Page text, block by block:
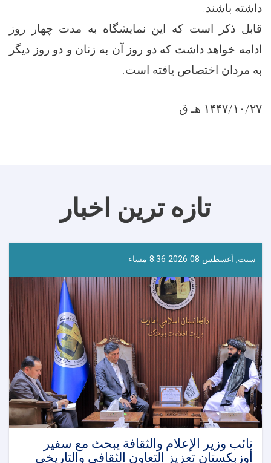
داشته باشند.
قابل ذکر است که این نمایشگاه به مدت چهار روز
ادامه خواهد داشت که دو روز آن به زنان و دو روز دیگر
به مردان اختصاص یافته است.
۱۴۴۷/۱۰/۲۷ هـ ق
تازه ترین اخبار
سبت, أغسطس 08 2026 8:36 مساء
نائب وزير الإعلام والثقافة يبحث مع سفير
أوزبكستان تعزيز التعاون الثقافي والتاريخي